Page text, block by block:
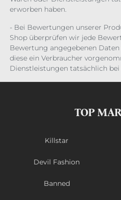
erworben haben.
- Bei Bewertungen unserer
Shop überprüfen wir jede
Bewertung angegebenen
diese ein Verbraucher
Dienstleistungen tatsächlich
TOP
Killstar
Devil Fashion
Banned